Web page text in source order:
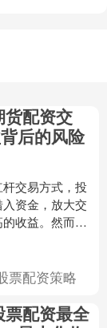
配资交
后的风险
交易方式，投
资金，放大交
收益。然而，
大的风险。 选
....
票配资策略
配资最全